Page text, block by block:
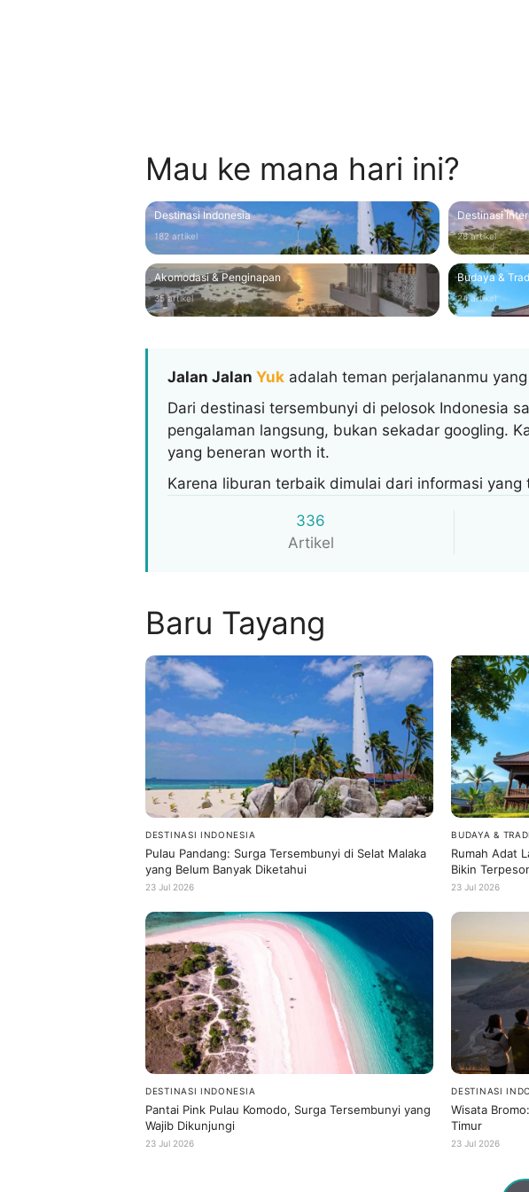
Mau ke mana hari ini?
Destinasi Indonesia
182 artikel
Destinasi
28 artikel
Akomodasi & Penginapan
35 artikel
Budaya &
24 artikel
Jalan Jalan Yuk adalah teman perjalananmu
Dari destinasi tersembunyi di pelosok Indonesia
pengalaman langsung, bukan sekadar googling.
yang beneran worth it.
Karena liburan terbaik dimulai dari informasi
336
Artikel
Baru Tayang
DESTINASI INDONESIA
Pulau Pandang: Surga Tersembunyi di Selat Malaka
yang Belum Banyak Diketahui
23 Jul 2026
BUDAYA &
Rumah Adat
Bikin
23 Jul 2026
DESTINASI INDONESIA
Pantai Pink Pulau Komodo, Surga Tersembunyi yang
Wajib Dikunjungi
23 Jul 2026
DESTINASI
Wisata
Timur
23 Jul 2026